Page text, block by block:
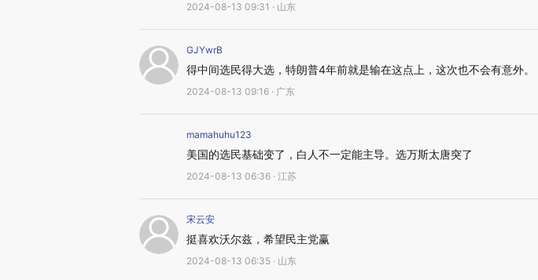
2024-08-13 09:31 · 山东
GJYwrB
得中间选民得大选，特朗普4年前就是输在这点上，这次也不会有意外。
2024-08-13 09:16 · 广东
mamahuhu123
美国的选民基础变了，白人不一定能主导。选万斯太唐突了
2024-08-13 06:36 · 江苏
宋云安
挺喜欢沃尔兹，希望民主党赢
2024-08-13 06:35 · 山东